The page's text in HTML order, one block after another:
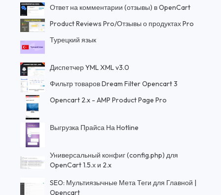
Ответ на комментарии (отзывы) в OpenCart
Product Reviews Pro/Отзывы о продуктах Pro
Турецкий язык
Диспетчер YML XML v3.0
Фильтр товаров Dream Filter Opencart 3
Opencart 2.x - AMP Product Page Pro
Выгрузка Прайса На Hotline
Универсальный конфиг (config.php) для
OpenCart 1.5.х и 2.x
SEO: Мультиязычные Мета Теги для Главной |
Opencart